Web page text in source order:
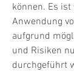
können. Es
Anwendung
aufgrund
und Risiken
durchgeführt